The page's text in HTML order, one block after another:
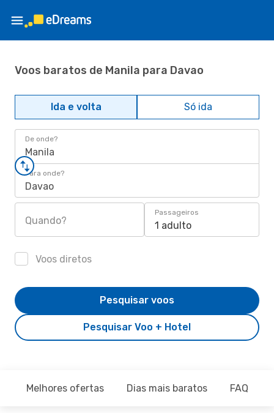
Voos baratos de Manila para Davao
Ida e volta Só ida
De onde?
Manila
Para onde?
Davao
Quando?
Passageiros
1 adulto
Voos diretos
Pesquisar Voo + Hotel
Pesquisar voos
Melhores ofertas Dias mais baratos FAQ